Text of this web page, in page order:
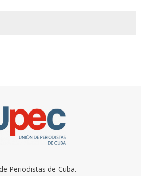
Periodistas de Cuba.